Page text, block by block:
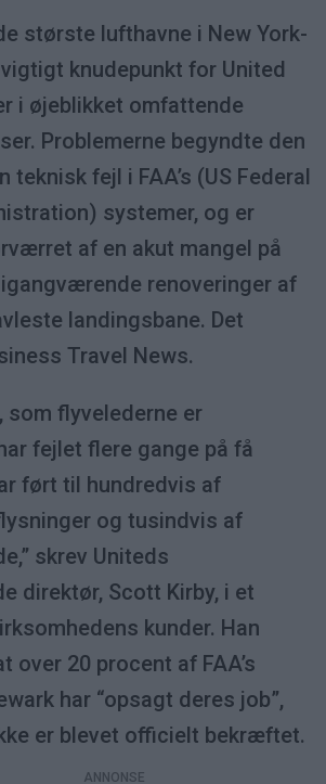
største lufthavne i New York-
knudepunkt for United
i øjeblikket omfattende
Problemerne begyndte den
teknisk fejl i FAA’s (US Federal
systemer, og er
af en akut mangel på
renoveringer af
landingsbane. Det
Travel News.
som flyvelederne er
fejlet flere gange på få
ført til hundredvis af
og tusindvis af
skrev Uniteds
direktør, Scott Kirby, i et
kunder. Han
over 20 procent af FAA’s
har “opsagt deres job”,
er blevet officielt bekræftet.